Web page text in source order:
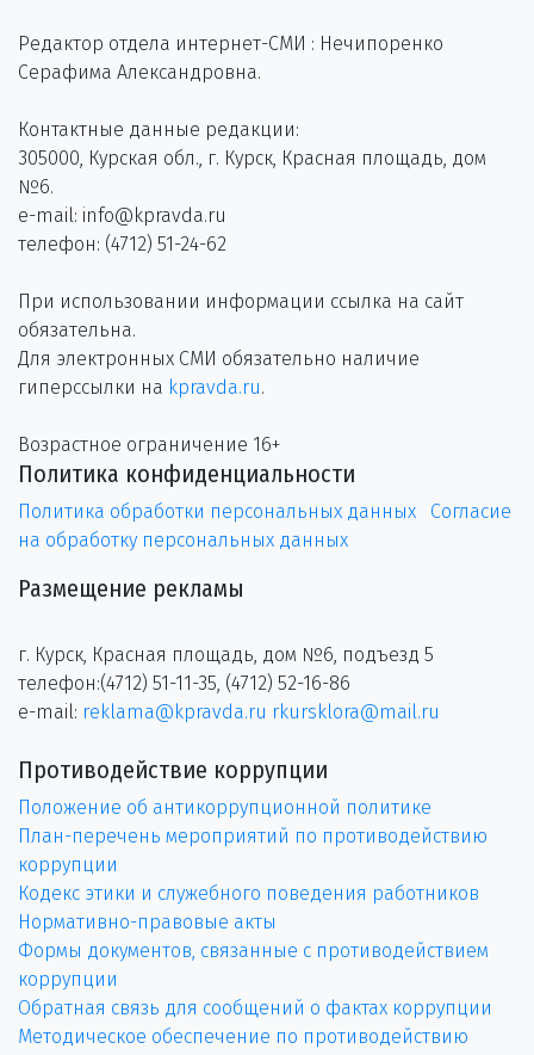
Редактор отдела интернет-СМИ : Нечипоренко
Серафима Александровна.
Контактные данные редакции:
305000, Курская обл., г. Курск, Красная площадь, дом
№6.
e-mail: info@kpravda.ru
телефон: (4712) 51-24-62
При использовании информации ссылка на сайт
обязательна.
Для электронных СМИ обязательно наличие
гиперссылки на kpravda.ru.
Возрастное ограничение 16+
Политика конфиденциальности
Политика обработки персональных данных
Согласие
на обработку персональных данных
Размещение рекламы
г. Курск, Красная площадь, дом №6, подъезд 5
телефон:(4712) 51-11-35, (4712) 52-16-86
e-mail: reklama@kpravda.ru rkursklora@mail.ru
Противодействие коррупции
Положение об антикоррупционной политике
План-перечень мероприятий по противодействию
коррупции
Кодекс этики и служебного поведения работников
Нормативно-правовые акты
Формы документов, связанные с противодействием
коррупции
Обратная связь для сообщений о фактах коррупции
Методическое обеспечение по противодействию